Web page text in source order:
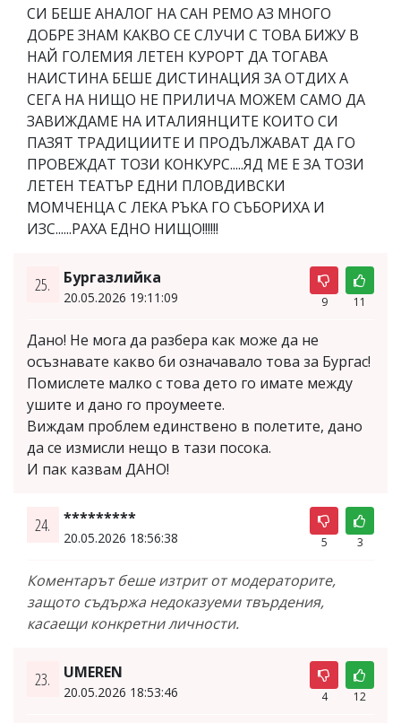
СИ БЕШЕ АНАЛОГ НА САН РЕМО АЗ МНОГО
ДОБРЕ ЗНАМ КАКВО СЕ СЛУЧИ С ТОВА БИЖУ В
НАЙ ГОЛЕМИЯ ЛЕТЕН КУРОРТ ДА ТОГАВА
НАИСТИНА БЕШЕ ДИСТИНАЦИЯ ЗА ОТДИХ А
СЕГА НА НИЩО НЕ ПРИЛИЧА МОЖЕМ САМО ДА
ЗАВИЖДАМЕ НА ИТАЛИЯНЦИТЕ КОИТО СИ
ПАЗЯТ ТРАДИЦИИТЕ И ПРОДЪЛЖАВАТ ДА ГО
ПРОВЕЖДАТ ТОЗИ КОНКУРС.....ЯД МЕ Е ЗА ТОЗИ
ЛЕТЕН ТЕАТЪР ЕДНИ ПЛОВДИВСКИ
МОМЧЕНЦА С ЛЕКА РЪКА ГО СЪБОРИХА И
ИЗС......РАХА ЕДНО НИЩО!!!!!!
25. Бургазлийка
20.05.2026 19:11:09 9 11
Дано! Не мога да разбера как може да не
осъзнавате какво би означавало това за Бургас!
Помислете малко с това дето го имате между
ушите и дано го проумеете.
Виждам проблем единствено в полетите, дано
да се измисли нещо в тази посока.
И пак казвам ДАНО!
24. *********
20.05.2026 18:56:38 5 3
Коментарът беше изтрит от модераторите,
защото съдържа недоказуеми твърдения,
касаещи конкретни личности.
23. UMEREN
20.05.2026 18:53:46 4 12